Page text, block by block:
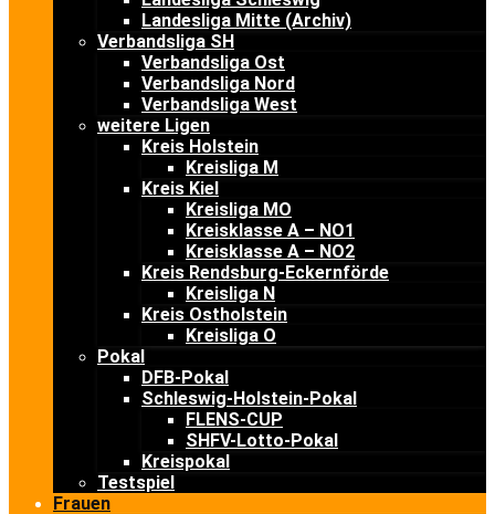
Landesliga Mitte (Archiv)
Verbandsliga SH
Verbandsliga Ost
Verbandsliga Nord
Verbandsliga West
weitere Ligen
Kreis Holstein
Kreisliga M
Kreis Kiel
Kreisliga MO
Kreisklasse A – NO1
Kreisklasse A – NO2
Kreis Rendsburg-Eckernförde
Kreisliga N
Kreis Ostholstein
Kreisliga O
Pokal
DFB-Pokal
Schleswig-Holstein-Pokal
FLENS-CUP
SHFV-Lotto-Pokal
Kreispokal
Testspiel
Frauen